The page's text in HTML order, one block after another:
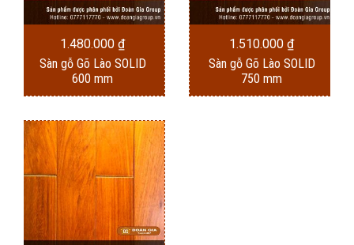
1.480.000 ₫
Sàn gỗ Gõ Lào SOLID
600 mm
1.510.000 ₫
Sàn gỗ Gõ Lào SOLID
750 mm